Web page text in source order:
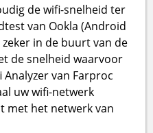
de wifi-snelheid ter
van Ookla (Android
zeker in de buurt van de
de snelheid waarvoor
van Farproc
uw wifi-netwerk
met het netwerk van